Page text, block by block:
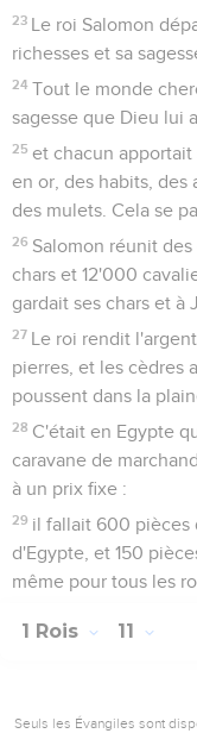
23 Le roi Salomon
richesses et sa
24 Tout le monde
sagesse que Dieu lui
25 et chacun
en or, des habits, des
des mulets. Cela se
26 Salomon réunit
chars et 12'000
gardait ses chars et à
27 Le roi rendit
pierres, et les cèdres
poussent dans la
28 C'était en Egypte
caravane de
à un prix fixe :
29 il fallait 600 pièces
d'Egypte, et 150
même pour tous les
1 Rois 11
Seuls les Évangiles sont